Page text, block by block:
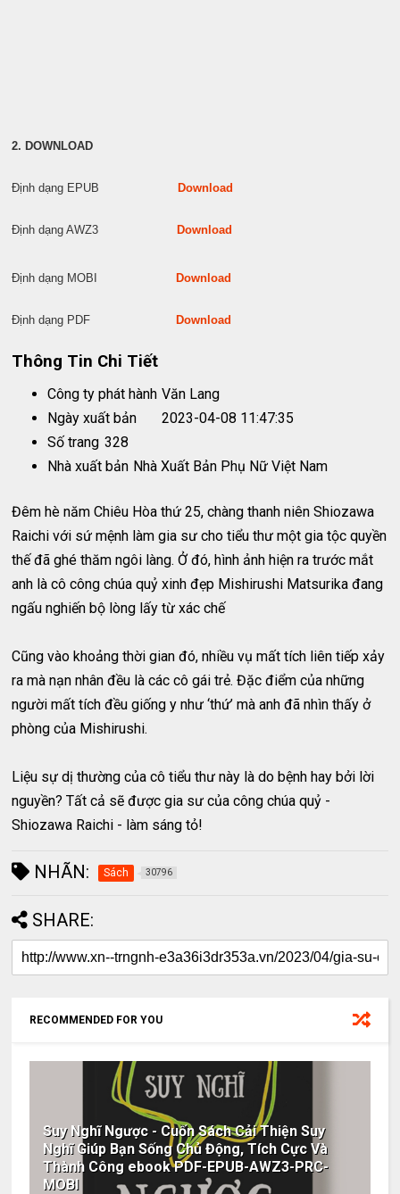
2. DOWNLOAD
Định dạng EPUBDownload
Định dạng AWZ3Download
Định dạng MOBIDownload
Định dạng PDFDownload
Thông Tin Chi Tiết
Công ty phát hành Văn Lang
Ngày xuất bản
2023-04-08 11:47:35
Số trang 328
Nhà xuất bản Nhà Xuất Bản Phụ Nữ Việt Nam
Đêm hè năm Chiêu Hòa thứ 25, chàng thanh niên Shiozawa
Raichi với sứ mệnh làm gia sư cho tiểu thư một gia tộc quyền
thế đã ghé thăm ngôi làng. Ở đó, hình ảnh hiện ra trước mắt
anh là cô công chúa quỷ xinh đẹp Mishirushi Matsurika đang
ngấu nghiến bộ lòng lấy từ xác chế
Cũng vào khoảng thời gian đó, nhiều vụ mất tích liên tiếp xảy
ra mà nạn nhân đều là các cô gái trẻ. Đặc điểm của những
người mất tích đều giống y như ‘thứ’ mà anh đã nhìn thấy ở
phòng của Mishirushi.
Liệu sự dị thường của cô tiểu thư này là do bệnh hay bởi lời
nguyền? Tất cả sẽ được gia sư của công chúa quỷ -
Shiozawa Raichi - làm sáng tỏ!
NHÃN: Sách 30796
SHARE:
RECOMMENDED FOR YOU
Suy Nghĩ Ngược - Cuốn Sách Cải Thiện Suy
Nghĩ Giúp Bạn Sống Chủ Động, Tích Cực Và
Thành Công ebook PDF-EPUB-AWZ3-PRC-
MOBI